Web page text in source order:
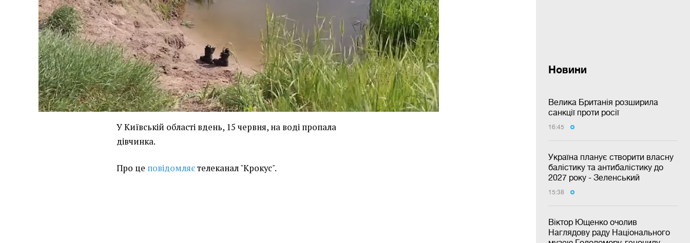
Новини
Велика Британія розширила
санкції проти росії
16:45
Україна планує створити власну
балістику та антибалістику до
2027 року - Зеленський
15:38
Віктор Ющенко очолив
Наглядову раду Національного
У Київській області вдень, 15 червня, на воді пропала
дівчинка.
Про це повідомляєтелеканал "Крокус".